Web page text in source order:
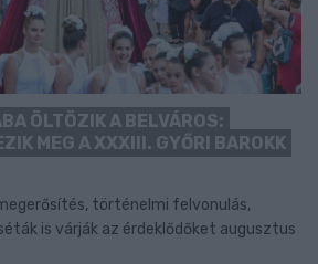
ÖLTÖZIK A BELVÁROS:
MEG A XXXIII. GYŐRI BAROKK
történelmi felvonulás,
is várják az érdeklődőket augusztus